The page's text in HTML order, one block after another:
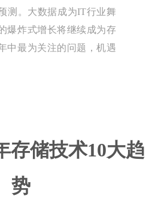
测。大数据成为IT行业舞
爆炸式增长将继续成为存
中最为关注的问题，机遇
存储技术10大趋
势